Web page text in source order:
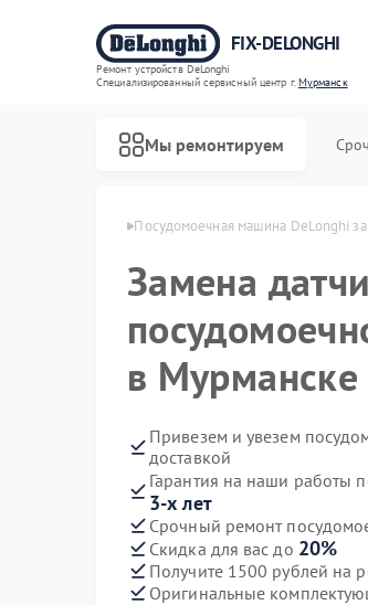
FIX-DELONGHI
Ремонт устройств DeLonghi
Специализированный cервисный центр г.Мурманск
Мы ремонтируем
в Мурманске Посудомоечная машина DeLonghi
Замена
в Мурманске
Привезем и увезем
доставкой
Гарантия на наши работы
3-х лет
Срочный ремонт
Скидка для вас до 20%
Получите 1500 рублей на
Оригинальные